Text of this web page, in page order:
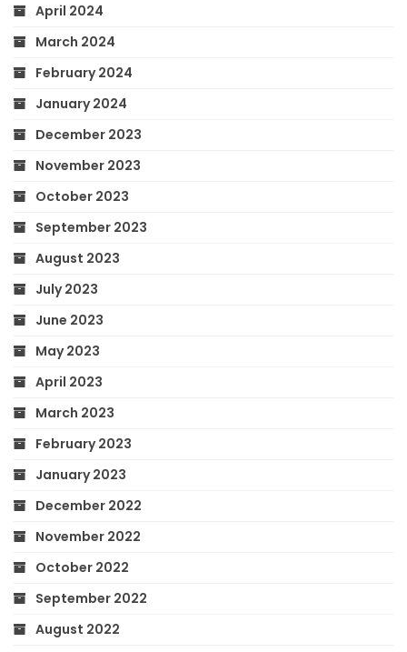
April 2024
March 2024
February 2024
January 2024
December 2023
November 2023
October 2023
September 2023
August 2023
July 2023
June 2023
May 2023
April 2023
March 2023
February 2023
January 2023
December 2022
November 2022
October 2022
September 2022
August 2022